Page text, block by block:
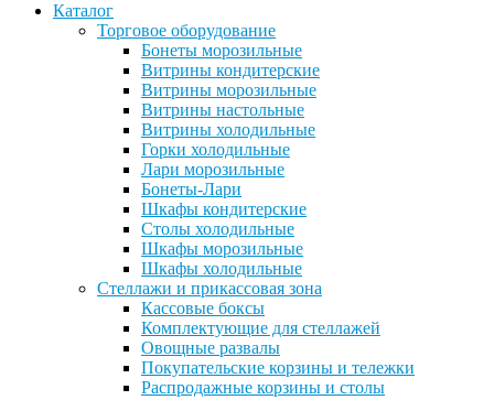
Каталог
Торговое оборудование
Бонеты морозильные
Витрины кондитерские
Витрины морозильные
Витрины настольные
Витрины холодильные
Горки холодильные
Лари морозильные
Бонеты-Лари
Шкафы кондитерские
Столы холодильные
Шкафы морозильные
Шкафы холодильные
Стеллажи и прикассовая зона
Кассовые боксы
Комплектующие для стеллажей
Овощные развалы
Покупательские корзины и тележки
Распродажные корзины и столы